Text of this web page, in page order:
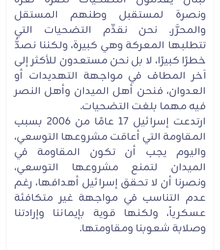
ونصرة لمستقبل وطنهم المستقل
والمحرَّر. نحن نقدِّم التضحيات التي
تتطلبها المعركة وهي كبيرة، ولكننا نصدُّ
خطرًا كبيرًا، لا بل نحن مستعدون للأكثر إلى
آخر المطاف في مواجهة التهديدات أو
العدوان، فنحن أهل الميدان وأهل النصر
فيه مهما بلغت التضحيات.
ارتدعت إسرائيل 17 عامًا من 2006 بسبب
المقاومة التي أعاقت مشروعها التوسعي،
واليوم يجب أن تكون المقاومة في
الميدان لتمنع مشروعها التوسعي،
ونصرنا أن لا تحقق إسرائيل أهدافها، رغم
عدم التناسب في مواجهة غير متكافئة
عسكرياً، ولكنها قوية بإيماننا وإرادتنا
وصلابة شعوبنا ومقاومتها.